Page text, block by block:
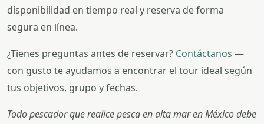
disponibilidad en tiempo real y reserva de forma
segura en línea.
¿Tienes preguntas antes de reservar? Contáctanos —
con gusto te ayudamos a encontrar el tour ideal según
tus objetivos, grupo y fechas.
Todo pescador que realice pesca en alta mar en México debe